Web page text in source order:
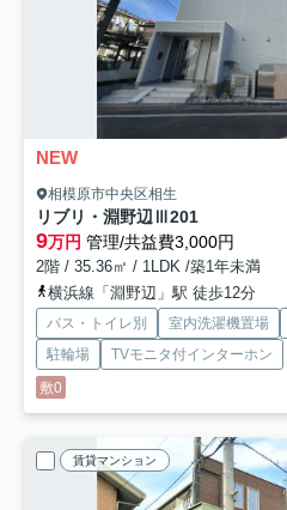
NEW
相模原市中央区相生
リブリ・淵野辺Ⅲ201
9万円 管理/共益費3,000円
2階 / 35.36㎡ / 1LDK /築1年未満
横浜線「淵野辺」駅 徒歩12分
バス・トイレ別 室内洗濯機置場
駐輪場
TVモニタ付インターホン
敷0
賃貸マンション